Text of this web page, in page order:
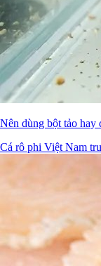
Nên dùng bột tảo hay
Cá rô phi Việt Nam